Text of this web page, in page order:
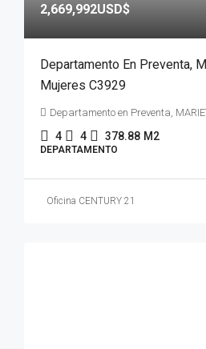
2,669,992USD$
Departamento En Preventa,
Mujeres C3929
Departamento en Preventa,
4 4 378.88 M2
DEPARTAMENTO
Oficina CENTURY 21